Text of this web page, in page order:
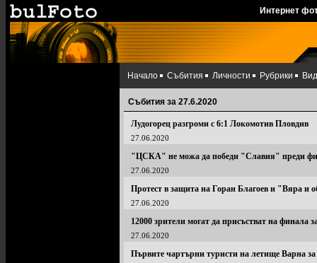
Интернет
Начало Събития Личности Рубрики
Събития за 27.6.2020
Лудогорец разгроми с 6:1 Локомотив Пловдив
27.06.2020
"ЦСКА" не можа да победи "Славия" преди
27.06.2020
Протест в защита на Горан Благоев и "Вяра и
27.06.2020
12000 зрители могат да присъстват на финала
27.06.2020
Първите чартърни туристи на летище Варна за